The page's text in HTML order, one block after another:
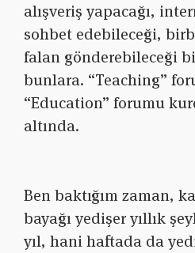
alışveriş yapacağı,
sohbet edebileceği,
falan gönderebileceği
bunlara. “Teaching”
“Education” forumu
altında.
Ben baktığım zaman,
bayağı yedişer yıllık
yıl, hani haftada da